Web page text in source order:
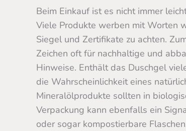
Beim Einkauf ist es nicht immer
Viele Produkte werben mit Worten
Siegel und Zertifikate zu achten.
Zeichen oft für nachhaltige und
Hinweise. Enthält das Duschgel
die Wahrscheinlichkeit eines
Mineralölprodukte sollten in
Verpackung kann ebenfalls ein
oder sogar kompostierbare